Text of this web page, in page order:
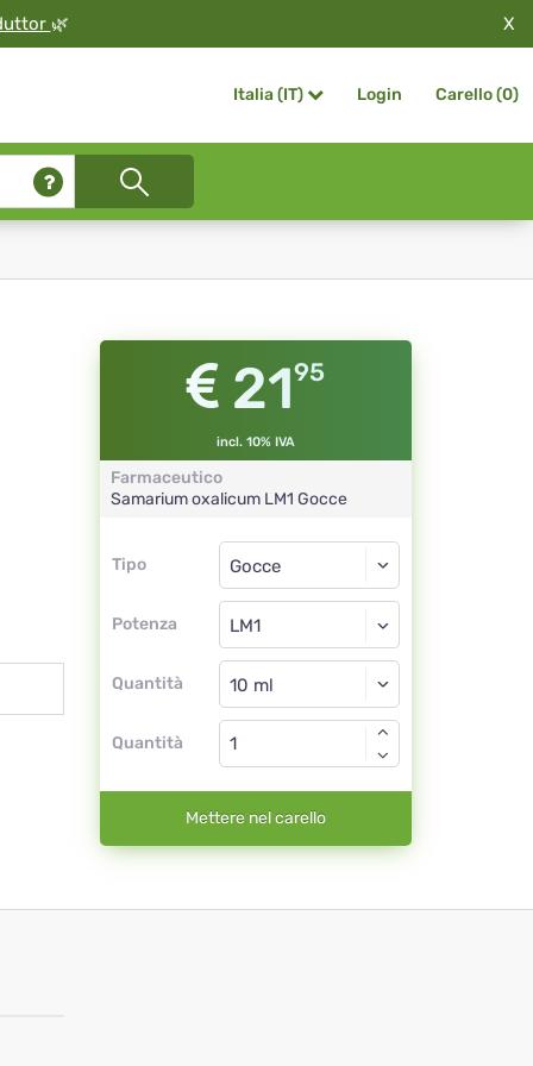
🌿 X
Italia (IT) Login Carello (0)
2195
incl. 10% IVA
Farmaceutico
Samarium oxalicum LM1 Gocce
Tipo
Tipo
Potenza
Gocce
LM1
Quantità
Gocce
Quantità
Mettere nel carello